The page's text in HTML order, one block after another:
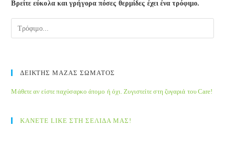
Βρείτε εύκολα και γρήγορα πόσες θερμίδες έχει ένα τρόφιμο.
ΔΕΙΚΤΗΣ ΜΑΖΑΣ ΣΩΜΑΤΟΣ
Μάθετε αν είστε παχύσαρκο άτομο ή όχι. Ζυγιστείτε στη ζυγαριά του Care!
ΚΑΝΕΤΕ LIKE ΣΤΗ ΣΕΛΙΔΑ ΜΑΣ!